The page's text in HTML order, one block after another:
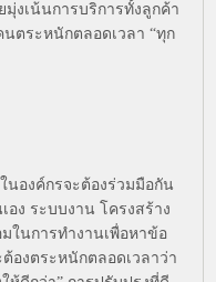
งเน้นการบริการทั้งลูกค้า
ตระหนักตลอดเวลา “ทุก
นองค์กรจะต้องร่วมมือกัน
อง ระบบงาน โครงสร้าง
ในการทำงานเพื่อหาข้อ
องตระหนักตลอดเวลาว่า